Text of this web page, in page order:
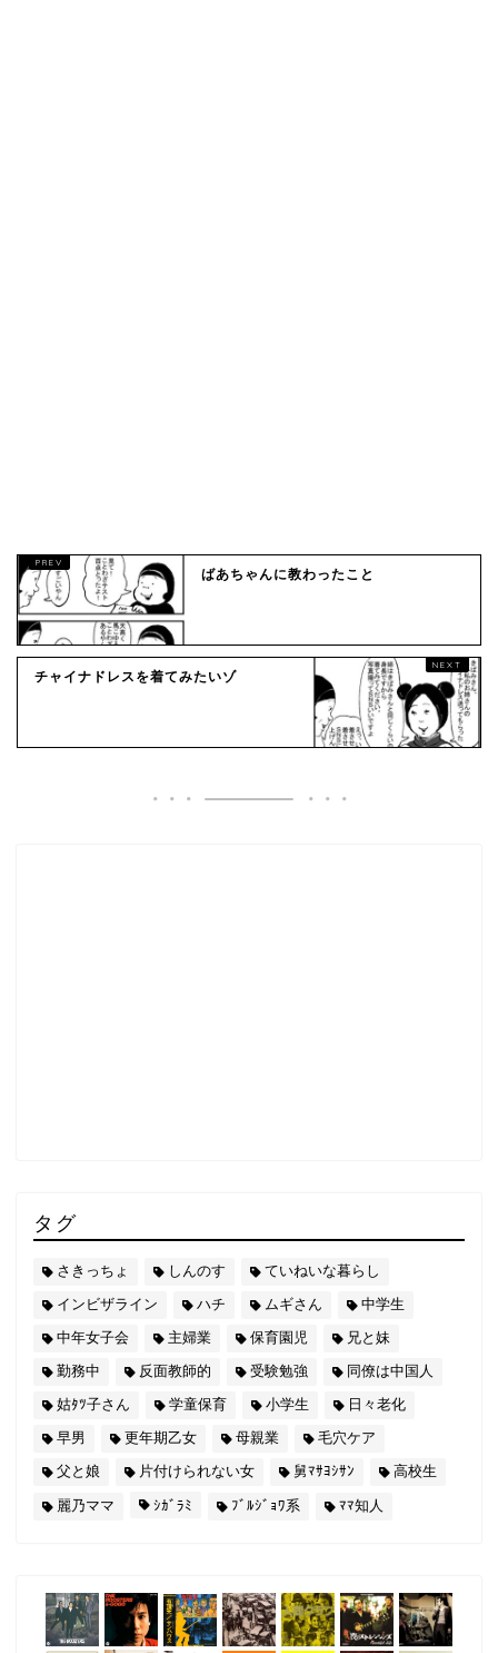
ばあちゃんに教わったこと
チャイナドレスを着てみたいゾ
タグ
さきっちょ しんのす
ていねいな暮らし
インビザライン
ハチ ムギさん
中学生
中年女子会
主婦業 保育園児
兄と妹
勤務中
反面教師的 受験勉強
同僚は中国人
姑ﾀﾂ子さん
学童保育 小学生
日々老化
早男
更年期乙女 母親業
毛穴ケア
父と娘
片付けられない女 舅ﾏｻﾖｼｻﾝ 高校生
麗乃ママ ｼｶﾞﾗﾐ ﾌﾞﾙｼﾞｮﾜ系 ﾏﾏ知人